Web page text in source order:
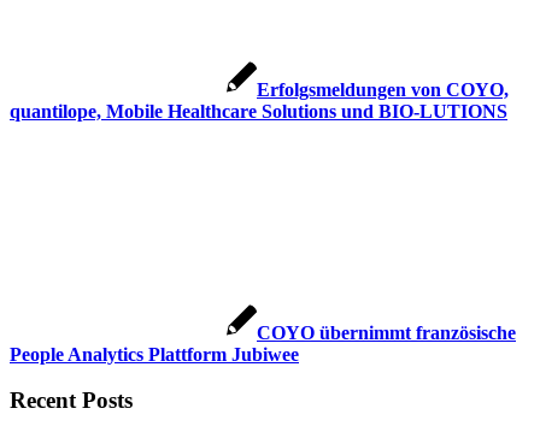
Erfolgsmeldungen von COYO,
quantilope, Mobile Healthcare Solutions und BIO-LUTIONS
COYO übernimmt französische
People Analytics Plattform Jubiwee
Recent Posts